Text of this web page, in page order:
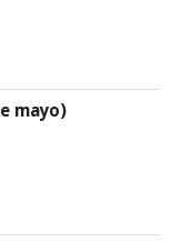
mayo)